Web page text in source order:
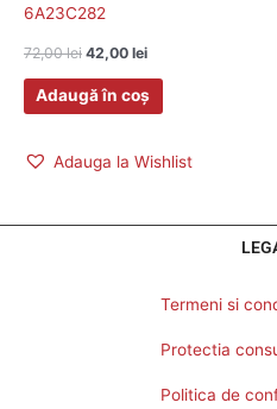
6A23C282
72,00lei 42,00 lei
Adaugă în coș
Adauga la Wishlist
Termeni si
Protectia
Politica de